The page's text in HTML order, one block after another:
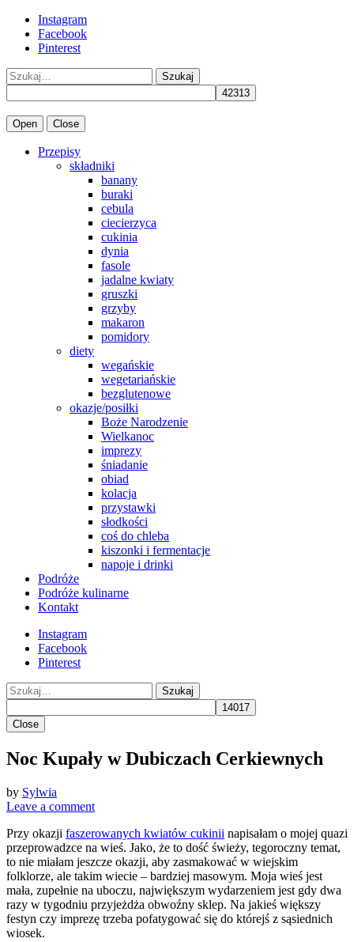
Instagram
Facebook
Pinterest
Szukaj
Open Close
Przepisy
składniki
banany
buraki
cebula
ciecierzyca
cukinia
dynia
fasole
jadalne kwiaty
gruszki
grzyby
makaron
pomidory
diety
wegańskie
wegetariańskie
bezglutenowe
okazje/posiłki
Boże Narodzenie
Wielkanoc
imprezy
śniadanie
obiad
kolacja
przystawki
słodkości
coś do chleba
kiszonki i fermentacje
napoje i drinki
Podróże
Podróże kulinarne
Kontakt
Instagram
Facebook
Pinterest
Szukaj
Close
Noc Kupały w Dubiczach Cerkiewnych
by Sylwia
Leave a comment
Przy okazji faszerowanych kwiatów cukinii napisałam o mojej quazi
przeprowadzce na wieś. Jako, że to dość świeży, tegoroczny temat,
to nie miałam jeszcze okazji, aby zasmakować w wiejskim
folklorze, ale takim wiecie – bardziej masowym. Moja wieś jest
mała, zupełnie na uboczu, największym wydarzeniem jest gdy dwa
razy w tygodniu przyjeżdża obwoźny sklep. Na jakieś większy
festyn czy imprezę trzeba pofatygować się do którejś z sąsiednich
wiosek.